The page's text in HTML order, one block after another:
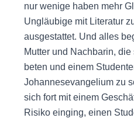
nur wenige haben mehr
Ungläubige mit Literatur
ausgestattet. Und alles
Mutter und Nachbarin,
beten und einem
Johannesevangelium zu
sich fort mit einem
Risiko einging, einen